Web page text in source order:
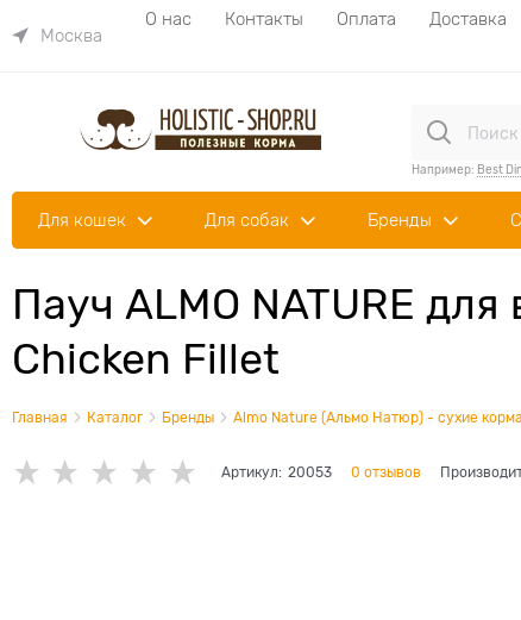
Москва
О нас Контакты Оплата Доставка
Например: Best
Для кошек Для собак Бренды
Пауч ALMO NATURE
Chicken Fillet
Главная Каталог Бренды Almo Nature (Альмо Натюр) - сухие
Артикул: 20053 0 отзывов